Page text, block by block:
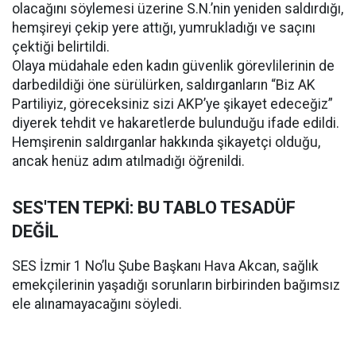
olacağını söylemesi üzerine S.N.’nin yeniden saldırdığı,
hemşireyi çekip yere attığı, yumrukladığı ve saçını
çektiği belirtildi.
Olaya müdahale eden kadın güvenlik görevlilerinin de
darbedildiği öne sürülürken, saldırganların “Biz AK
Partiliyiz, göreceksiniz sizi AKP’ye şikayet edeceğiz”
diyerek tehdit ve hakaretlerde bulunduğu ifade edildi.
Hemşirenin saldırganlar hakkında şikayetçi olduğu,
ancak henüz adım atılmadığı öğrenildi.
SES'TEN TEPKİ: BU TABLO TESADÜF
DEĞİL
SES İzmir 1 No’lu Şube Başkanı Hava Akcan, sağlık
emekçilerinin yaşadığı sorunların birbirinden bağımsız
ele alınamayacağını söyledi.